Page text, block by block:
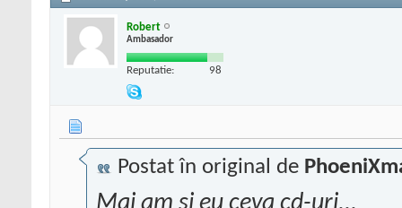
Robert
Ambasador
Reputatie: 98
Postat în original de